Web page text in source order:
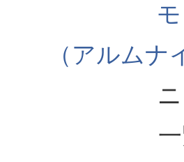
（アルム